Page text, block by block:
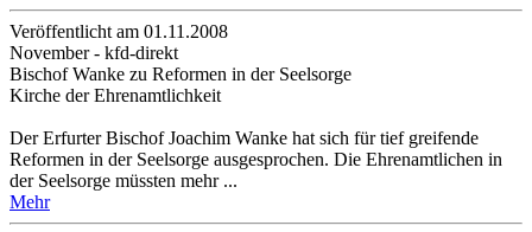
Veröffentlicht am 01­.11.2008
November - kfd-direkt
Bischof Wanke zu Reformen in der Seelsorge
Kirche der Ehrenamtlichkeit
Der Erfurter Bischof Joachim Wanke hat sich für tief greifende
Reformen in der Seelsorge ausgesprochen. Die Ehrenamtlichen in
der Seelsorge müssten mehr ...
Mehr